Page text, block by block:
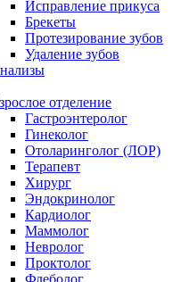
Исправление прикуса
Брекеты
Протезирование зубов
Удаление зубов
отделение
Гастроэнтеролог
Гинеколог
Отоларинголог (ЛОР)
Терапевт
Хирург
Эндокринолог
Кардиолог
Маммолог
Невролог
Проктолог
Флеболог